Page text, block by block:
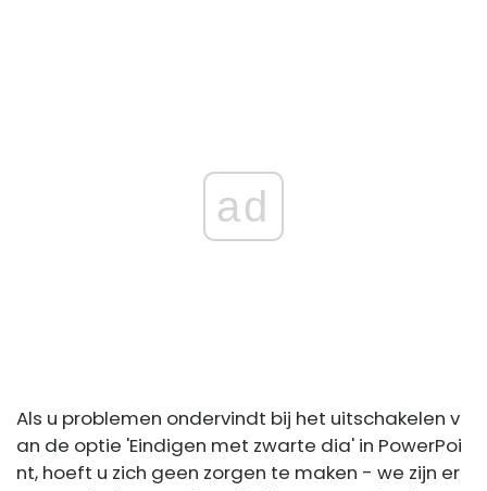
ad
Als u problemen ondervindt bij het uitschakelen v
an de optie 'Eindigen met zwarte dia' in PowerPoi
nt, hoeft u zich geen zorgen te maken - we zijn er